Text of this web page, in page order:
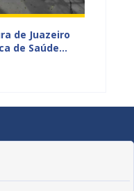
de Juazeiro
de Saúde